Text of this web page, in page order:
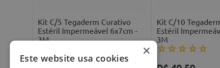
ENVIAR AVALIAÇÃO
Kit C/5 Tegaderm Curativo
Estéril Impermeável 6x7cm -
3M
Kit C/10
Estéril
3M
☆☆☆☆☆
×
Este website usa cookies